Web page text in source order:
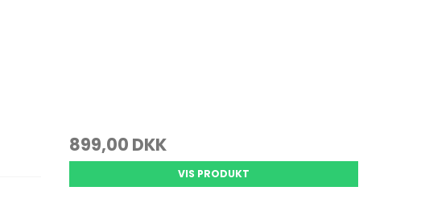
899,00 DKK
VIS PRODUKT